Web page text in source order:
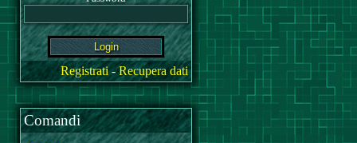
Registrati-Recupera dati
Comandi